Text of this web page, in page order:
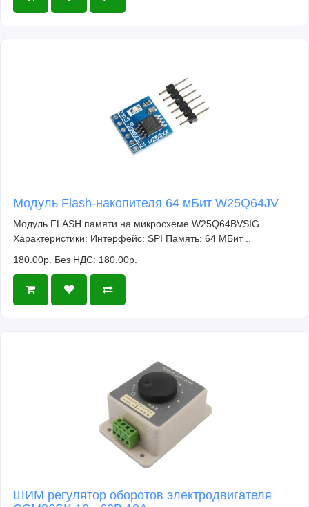
Модуль Flash-накопителя 64 мБит W25Q64JV
Модуль FLASH памяти на микросхеме W25Q64BVSIG
Характеристики: Интерфейс: SPI Память: 64 МБит ..
180.00р. Без НДС: 180.00р.
ШИМ регулятор оборотов электродвигателя